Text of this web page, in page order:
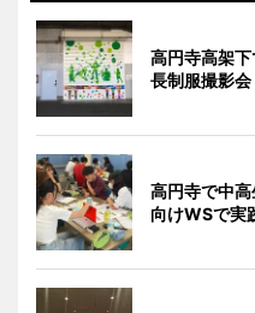
高円寺高架
長制服撮影会
高円寺で中
向けWSで実